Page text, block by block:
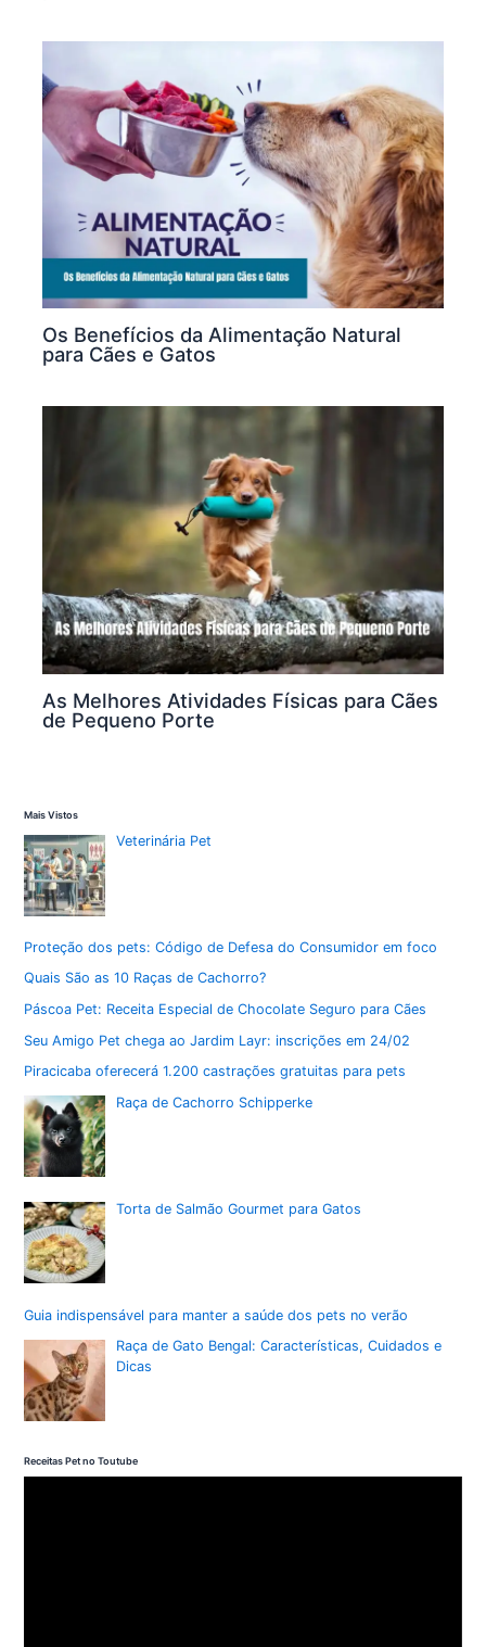
Os Benefícios da Alimentação Natural
para Cães e Gatos
As Melhores Atividades Físicas para Cães
de Pequeno Porte
Mais Vistos
Veterinária Pet
Proteção dos pets: Código de Defesa do Consumidor em foco
Quais São as 10 Raças de Cachorro?
Páscoa Pet: Receita Especial de Chocolate Seguro para Cães
Seu Amigo Pet chega ao Jardim Layr: inscrições em 24/02
Piracicaba oferecerá 1.200 castrações gratuitas para pets
Raça de Cachorro Schipperke
Torta de Salmão Gourmet para Gatos
Guia indispensável para manter a saúde dos pets no verão
Raça de Gato Bengal: Características, Cuidados e
Dicas
Receitas Pet no Toutube